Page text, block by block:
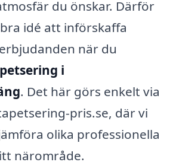
du önskar. Därför
idé att införskaffa
när du
i
. Det här görs enkelt via
pris.se, där vi
olika professionella
närområde.